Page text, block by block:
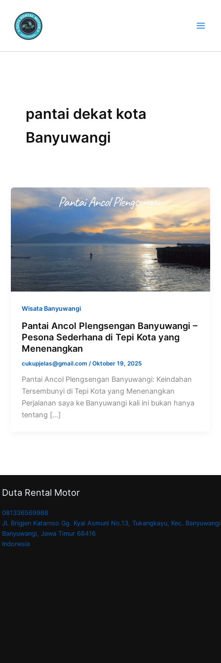
konten
pantai dekat kota
Banyuwangi
Wisata Banyuwangi
Pantai Ancol Plengsengan Banyuwangi –
Pesona Sederhana di Tepi Kota yang
Menenangkan
cukupjelas@gmail.com /Oktober 19, 2025
Pantai Ancol Plengsengan Banyuwangi: Keindahan
Tersembunyi di Tepi Kota yang Menenangkan
Perjalanan saya ke Banyuwangi kali ini bukan hanya
tentang […]
Duta Rental Motor
081336569988
Jl. Brigjen Katamso Gg. Kyai Asmuni No.13, Tukangkayu, Kec. Banyuwangi
Banyuwangi, Jawa Timur 68416
Indonesia